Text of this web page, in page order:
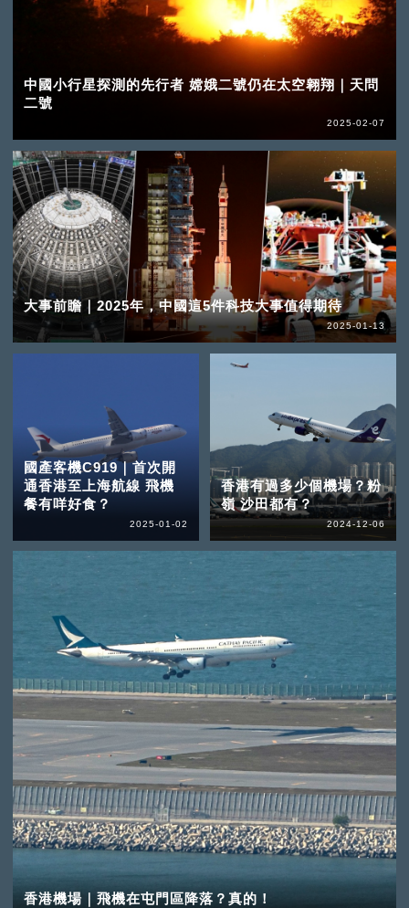
中國小行星探測的先行者 嫦娥二號仍在太空翱翔｜天問
二號
2025-02-07
大事前瞻｜2025年，中國這5件科技大事值得期待
2025-01-13
國產客機C919｜首次開
通香港至上海航線 飛機
餐有咩好食？
2025-01-02
香港有過多少個機場？粉
嶺 沙田都有？
2024-12-06
香港機場｜飛機在屯門區降落？真的！